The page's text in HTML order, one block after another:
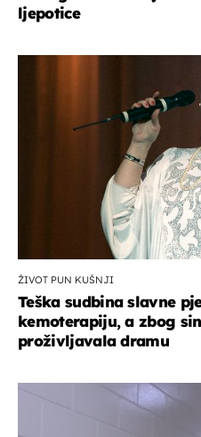
ljepotice
ŽIVOT PUN KUŠNJI
Teška sudbina slavne
kemoterapiju, a zbog
proživljavala dramu